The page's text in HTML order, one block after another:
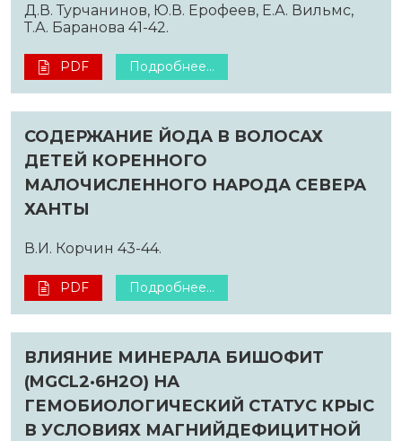
Д.В. Турчанинов, Ю.В. Ерофеев, Е.А. Вильмс,
Т.А. Баранова 41-42.
PDF Подробнее...
СОДЕРЖАНИЕ ЙОДА В ВОЛОСАХ
ДЕТЕЙ КОРЕННОГО
МАЛОЧИСЛЕННОГО НАРОДА СЕВЕРА
ХАНТЫ
В.И. Корчин 43-44.
PDF Подробнее...
ВЛИЯНИЕ МИНЕРАЛА БИШОФИТ
(MGCL2·6H2O) НА
ГЕМОБИОЛОГИЧЕСКИЙ СТАТУС КРЫС
В УСЛОВИЯХ МАГНИЙДЕФИЦИТНОЙ